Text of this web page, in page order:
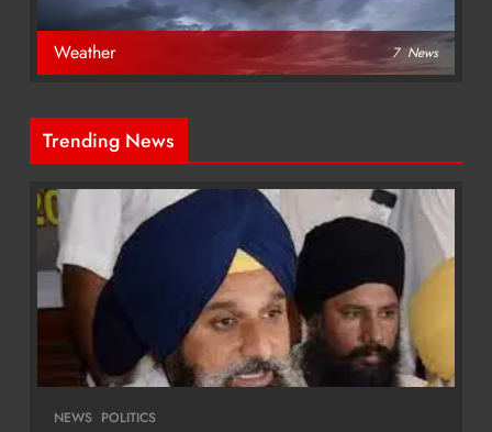
Weather 7 News
Trending News
NEWS POLITICS